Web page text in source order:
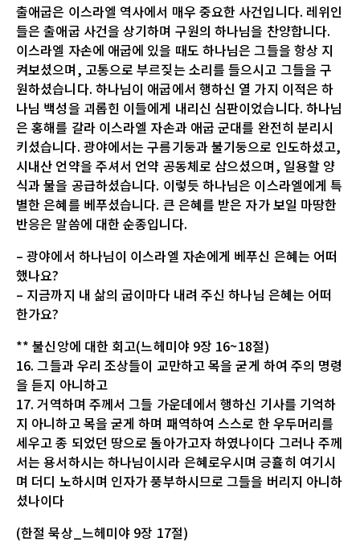
출애굽은 이스라엘 역사에서 매우 중요한 사건입니다. 레위인
들은 출애굽 사건을 상기하며 구원의 하나님을 찬양합니다.
이스라엘 자손에 애굽에 있을 때도 하나님은 그들을 항상 지
켜보셨으며, 고통으로 부르짖는 소리를 들으시고 그들을 구
원하셨습니다. 하나님이 애굽에서 행하신 열 가지 이적은 하
나님 백성을 괴롭힌 이들에게 내리신 심판이었습니다. 하나님
은 홍해를 갈라 이스라엘 자손과 애굽 군대를 완전히 분리시
키셨습니다. 광야에서는 구름기둥과 불기둥으로 인도하셨고,
시내산 언약을 주셔서 언약 공동체로 삼으셨으며, 일용할 양
식과 물을 공급하셨습니다. 이렇듯 하나님은 이스라엘에게 특
별한 은혜를 베푸셨습니다. 큰 은혜를 받은 자가 보일 마땅한
반응은 말씀에 대한 순종입니다.
– 광야에서 하나님이 이스라엘 자손에게 베푸신 은혜는 어떠
했나요?
– 지금까지 내 삶의 굽이마다 내려 주신 하나님 은혜는 어떠
한가요?
** 불신앙에 대한 회고(느헤미야 9장 16~18절)
16. 그들과 우리 조상들이 교만하고 목을 굳게 하여 주의 명령
을 듣지 아니하고
17. 거역하며 주께서 그들 가운데에서 행하신 기사를 기억하
지 아니하고 목을 굳게 하며 패역하여 스스로 한 우두머리를
세우고 종 되었던 땅으로 돌아가고자 하였나이다 그러나 주께
서는 용서하시는 하나님이시라 은혜로우시며 긍휼히 여기시
며 더디 노하시며 인자가 풍부하시므로 그들을 버리지 아니하
셨나이다
(한절 묵상_느헤미야 9장 17절)